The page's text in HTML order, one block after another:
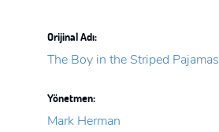
Orijinal Adı:
The Boy in the Striped Pajamas
Yönetmen:
Mark Herman